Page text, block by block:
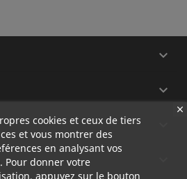


cookies et ceux de tiers
et vous montrer des
en analysant vos
Pour donner votre
appuyez sur le bouton